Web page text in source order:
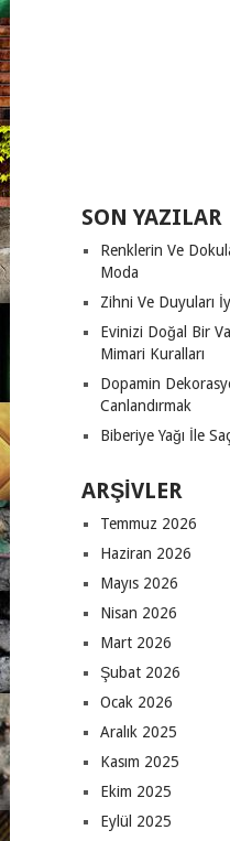
SON YAZILAR
Renklerin Ve
Moda
Zihni Ve Duyuları
Evinizi Doğal Bir
Mimari Kuralları
Dopamin
Canlandırmak
Biberiye Yağı İle
ARŞIVLER
Temmuz 2026
Haziran 2026
Mayıs 2026
Nisan 2026
Mart 2026
Şubat 2026
Ocak 2026
Aralık 2025
Kasım 2025
Ekim 2025
Eylül 2025